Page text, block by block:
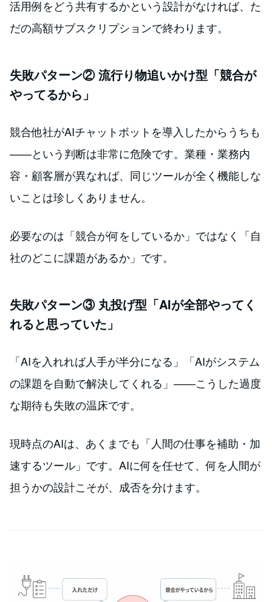
活用例をどう共有するかという設計がなければ、た
だの高額サブスクリプションで終わります。
失敗パターン② 流行り物追いかけ型「競合が
やってるから」
競合他社がAIチャットボットを導入したからうちも
——という判断は非常に危険です。業種・業務内
容・顧客層が異なれば、同じツールが全く機能しな
いことは珍しくありません。
必要なのは「競合が何をしているか」ではなく「自
社のどこに課題があるか」です。
失敗パターン③ 丸投げ型「AIが全部やってく
れると思っていた」
「AIを入れれば人手が半分になる」「AIがシステム
の課題を自動で解決してくれる」——こうした過度
な期待も失敗の温床です。
現時点のAIは、あくまでも「人間の仕事を補助・加
速するツール」です。AIに何を任せて、何を人間が
担うかの設計こそが、成否を分けます。